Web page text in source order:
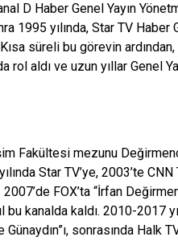
D Haber Genel Yayın
1995 yılında, Star TV Haber
süreli bu görevin ardından,
rol aldı ve uzun yıllar Genel
Fakültesi mezunu
Star TV’ye, 2003’te CNN
FOX’ta “İrfan
bu kanalda kaldı. 2010-2017
sonrasında Halk